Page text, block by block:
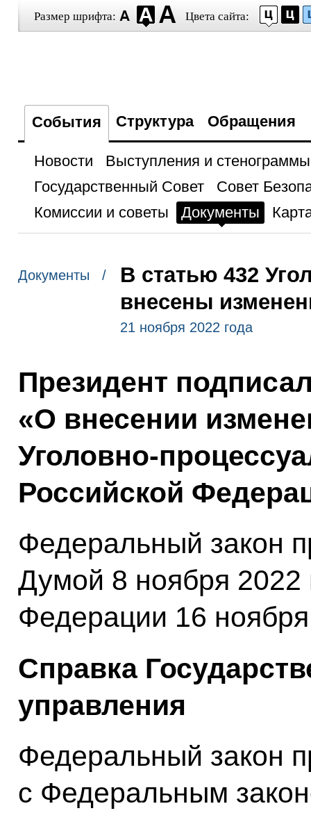
Размер шрифта: Цвета сайта:
События Структура Обращения
Новости
Выступления и стенограммы
Государственный Совет
Совет
Комиссии и советы
Документы
Документы /
В статью 432
внесены
21 ноября 2022 года
Президент
«О внесении
Уголовно-
Российской
Федеральный закон
Думой 8 ноября 2022
Федерации 16
Справка
управления
Федеральный закон
с Федеральным